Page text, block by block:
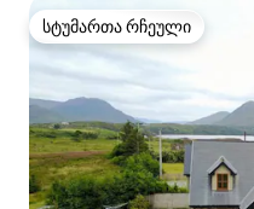
სტუმართა რჩეული
სტუმართა რჩეული